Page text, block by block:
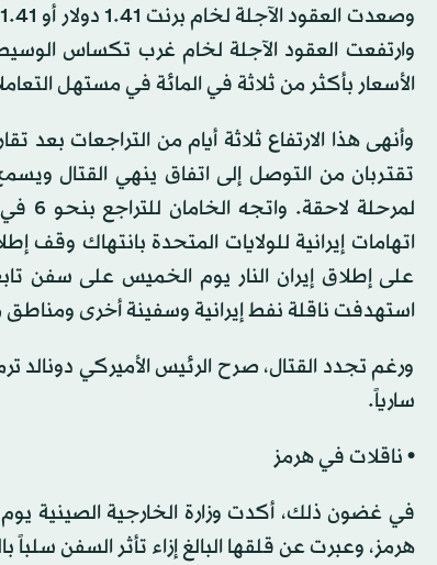
الأسعار بأكثر من ثلاثة في المائة في مستهل
وأنهى هذا الارتفاع ثلاثة أيام من التراجعات
تقتربان من التوصل إلى اتفاق ينهي ‌القتال
اتهامات إيرانية للولايات المتحدة بانتهاك وقف
على إطلاق إيران النار يوم الخميس على سفن
استهدفت ناقلة نفط إيرانية وسفينة أخرى
ورغم تجدد القتال، صرح الرئيس الأميركي
سارياً.
• ناقلات في هرمز
في غضون ذلك، أكدت وزارة الخارجية الصينية
‌هرمز، وعبرت ‌عن قلقها ‌البالغ ⁠إزاء تأثر السفن ⁠سلباً